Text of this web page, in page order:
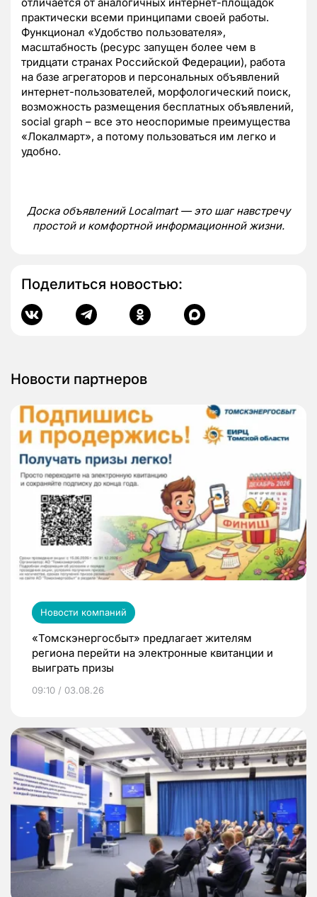
отличается от аналогичных интернет-площадок
практически всеми принципами своей работы.
Функционал «Удобство пользователя»,
масштабность (ресурс запущен более чем в
тридцати странах Российской Федерации), работа
на базе агрегаторов и персональных объявлений
интернет-пользователей, морфологический поиск,
возможность размещения бесплатных объявлений,
social graph – все это неоспоримые преимущества
«Локалмарт», а потому пользоваться им легко и
удобно.
Доска объявлений Localmart — это шаг навстречу
простой и комфортной информационной жизни.
Поделиться новостью:
Новости партнеров
Новости компаний
«Томскэнергосбыт» предлагает жителям
региона перейти на электронные квитанции и
выиграть призы
09:10 / 03.08.26